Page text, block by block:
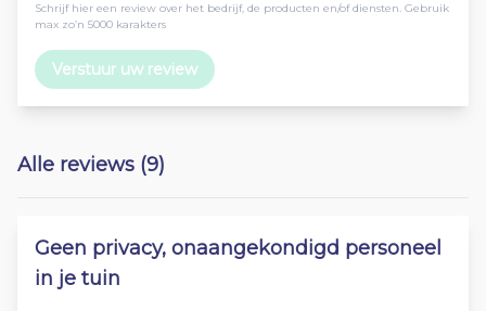
Schrijf hier een review over het bedrijf, de producten en/of diensten. Gebruik
max zo’n 5000 karakters
Verstuur uw review
Alle reviews (9)
Geen privacy, onaangekondigd personeel
in je tuin